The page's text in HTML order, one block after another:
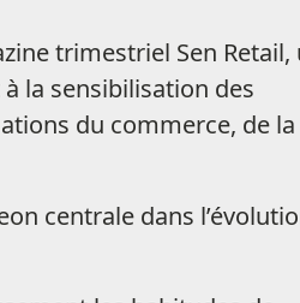
trimestriel Sen Retail,
la sensibilisation des
du commerce, de la
centrale dans